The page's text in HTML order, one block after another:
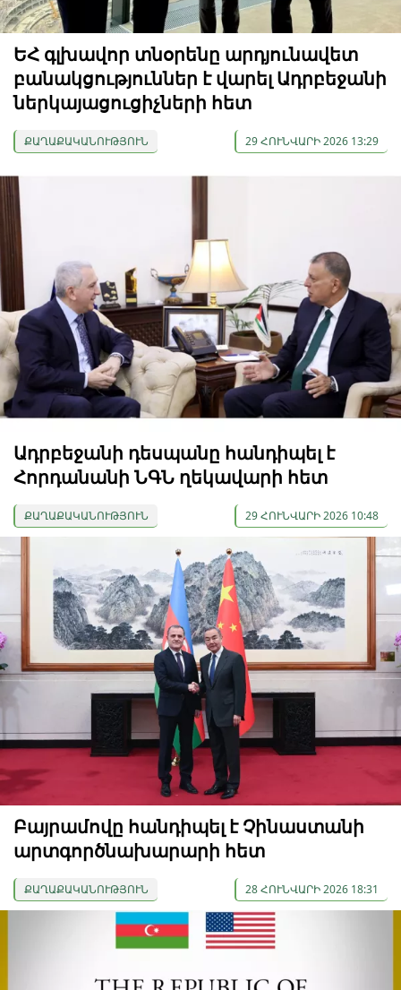
ԵՀ գլխավոր տնօրենը արդյունավետ
բանակցություններ է վարել Ադրբեջանի
ներկայացուցիչների հետ
ՔԱՂԱՔԱԿԱՆՈՒԹՅՈՒՆ 29 ՀՈՒՆՎԱՐԻ 2026 13:29
Ադրբեջանի դեսպանը հանդիպել է
Հորդանանի ՆԳՆ ղեկավարի հետ
ՔԱՂԱՔԱԿԱՆՈՒԹՅՈՒՆ 29 ՀՈՒՆՎԱՐԻ 2026 10:48
Բայրամովը հանդիպել է Չինաստանի
արտգործնախարարի հետ
ՔԱՂԱՔԱԿԱՆՈՒԹՅՈՒՆ 28 ՀՈՒՆՎԱՐԻ 2026 18:31